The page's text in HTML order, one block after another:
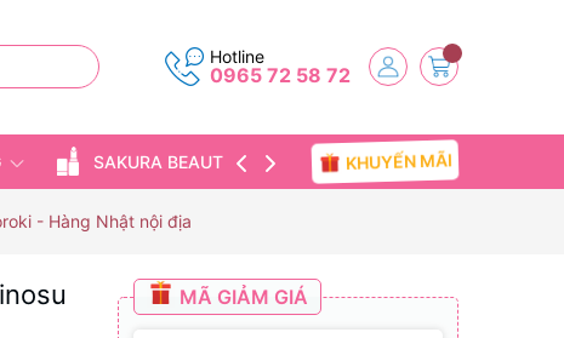
Hotline
0965 72 58 72
SAKURA BEAUTY TIN TỨC
KHUYẾN MÃI
- Hàng Nhật nội địa
MÃ GIẢM GIÁ